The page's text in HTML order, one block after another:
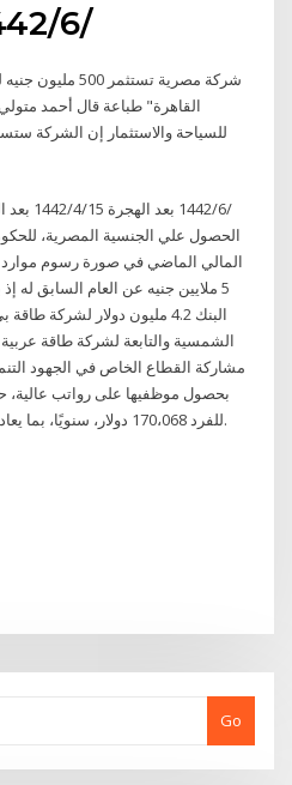
8‏‏/6‏‏/1442 بعد الهجرة
القاهرة" طباعة قال أحمد
المالي الماضي في صورة رسوم موارد
البنك 4.2 مليون دولار لشركة
الشمسية والتابعة لشركة طاقة عربية
مشاركة القطاع الخاص في الجهود
بحصول موظفيها على رواتب عالية،
للفرد 170،068 دولار، سنويًا، بما يعادل 2 مليون و673 ألف جنيه مصري.
Go